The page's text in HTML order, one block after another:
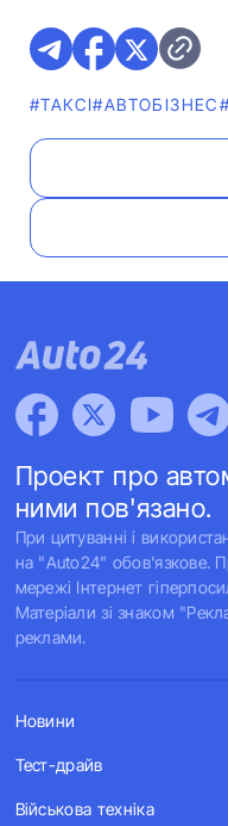
#ТАКСІ#АВТОБІЗНЕС
Проект про
ними пов'язано.
При цитуванні і
на "Auto24" обов'язкове.
мережі Інтернет
Матеріали зі знаком
реклами.
Новини
Тест-драйв
Військова техніка